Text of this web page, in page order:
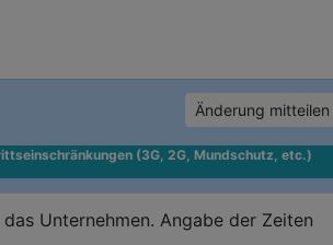
Änderung mitteilen
(3G, 2G, Mundschutz, etc.)
Unternehmen. Angabe der Zeiten